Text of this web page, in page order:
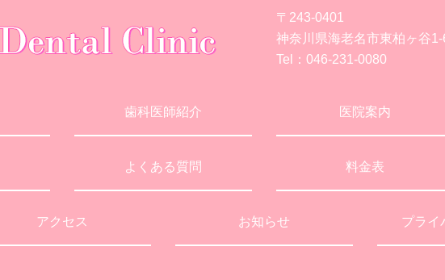
〒243-0401
神奈川県海老名市東柏ヶ谷
Tel： 046-231-0080
歯科医師紹介 医院案内
よくある質問 料金表
アクセス お知らせ プライ